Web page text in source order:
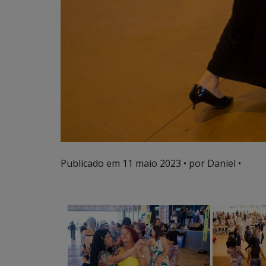
Publicado em 11 maio 2023 • por Daniel •